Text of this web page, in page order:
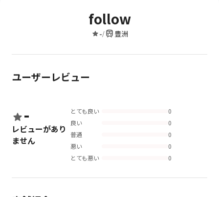
follow
-/ 豊洲
ユーザーレビュー
-
レビューがあり
ません
とても良い
0
良い
0
普通
0
悪い
0
とても悪い
0